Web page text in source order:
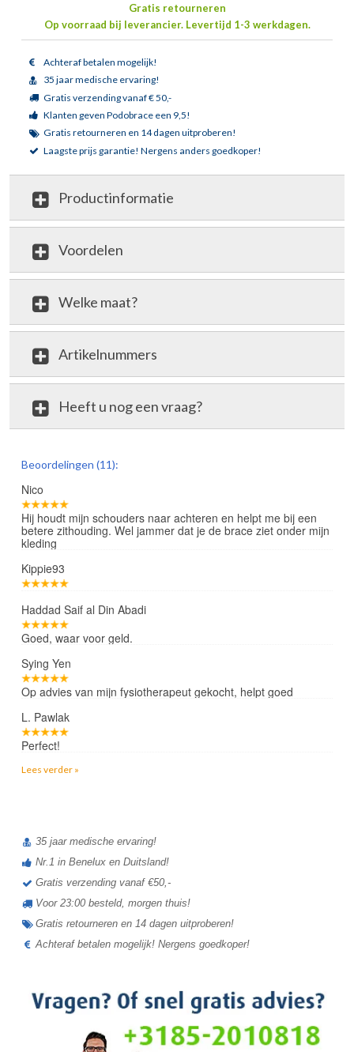
Gratis retourneren
Op voorraad bij leverancier.Levertijd 1-3 werkdagen.
Achteraf betalen mogelijk!
35 jaar medische ervaring!
Gratis verzending vanaf € 50,-
Klanten geven Podobrace een 9,5!
Gratis retourneren en 14 dagen uitproberen!
Laagste prijs garantie! Nergens anders goedkoper!
Productinformatie
Voordelen
Welke maat?
Artikelnummers
Heeft u nog een vraag?
Beoordelingen (11):
Nico
Hij houdt mijn schouders naar achteren en helpt me bij een
betere zithouding. Wel jammer dat je de brace ziet onder mijn
kleding
Kippie93
Haddad Saif al Din Abadi
Goed, waar voor geld.
Sying Yen
Op advies van mijn fysiotherapeut gekocht, helpt goed
L. Pawlak
Perfect!
Lees verder »
35 jaar medische ervaring!
Nr.1 in Benelux en Duitsland!
Gratis verzending vanaf €50,-
Voor 23:00 besteld, morgen thuis!
Gratis retourneren en 14 dagen uitproberen!
Achteraf betalen mogelijk! Nergens goedkoper!